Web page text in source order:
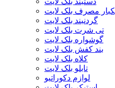
مصرف بلک لایت
گردنبند بلک لایت
تی شرت بلک لایت
گوشواره بلک لایت
بند کفش بلک لایت
کلاه بلک لایت
تابلو بلک لایت
لوازم دکوراتیو